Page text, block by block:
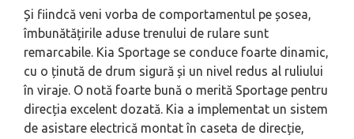
Și fiindcă veni vorba de comportamentul pe șosea,
îmbunătățirile aduse trenului de rulare sunt
remarcabile. Kia Sportage se conduce foarte dinamic,
cu o ținută de drum sigură și un nivel redus al ruliului
în viraje. O notă foarte bună o merită Sportage pentru
direcția excelent dozată. Kia a implementat un sistem
de asistare electrică montat în caseta de direcție,